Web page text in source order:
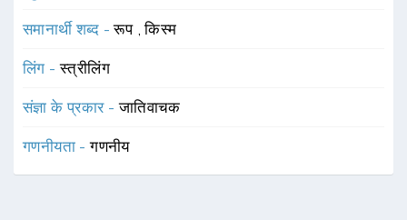
समानार्थी शब्द -रूप ,किस्म
लिंग -स्त्रीलिंग
संज्ञा के प्रकार -जातिवाचक
गणनीयता -गणनीय